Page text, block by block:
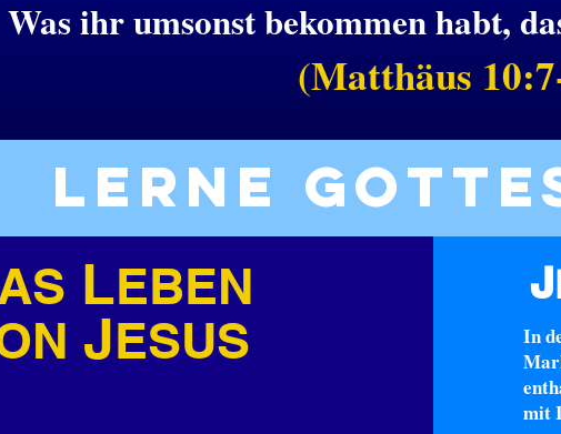
Was ihr umsonst bekommen habt,
(Matthäus
lerne
LEBEN
JESUS
J
In
mit